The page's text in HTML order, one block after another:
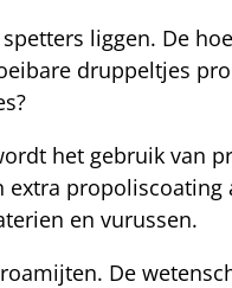
liggen. De
druppeltjes
het gebruik van
en vurussen.
De